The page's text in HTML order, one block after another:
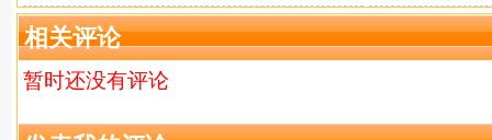
务商
牌加工
相关评论
暂时还没有评论